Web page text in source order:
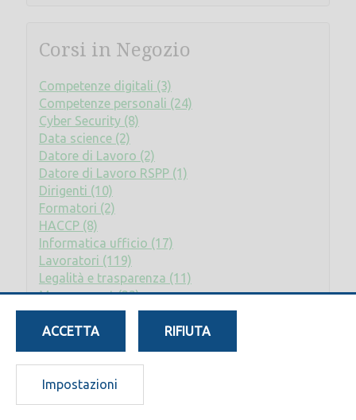
Corsi in Negozio
Competenze digitali (3)
Competenze personali (24)
Cyber Security (8)
Data science (2)
Datore di Lavoro (2)
Datore di Lavoro RSPP (1)
Dirigenti (10)
Formatori (2)
HACCP (8)
Informatica ufficio (17)
Lavoratori (119)
Legalità e trasparenza (11)
Management (23)
Privacy (2)
Rischio elettrico (2)
RSPP - ASPP (17)
Sostenibilità (7)
RIFIUTA
ACCETTA
Impostazioni